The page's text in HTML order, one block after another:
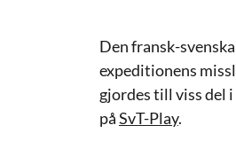
Den fransk-
expeditionens
gjordes till viss del
påSvT-Play.